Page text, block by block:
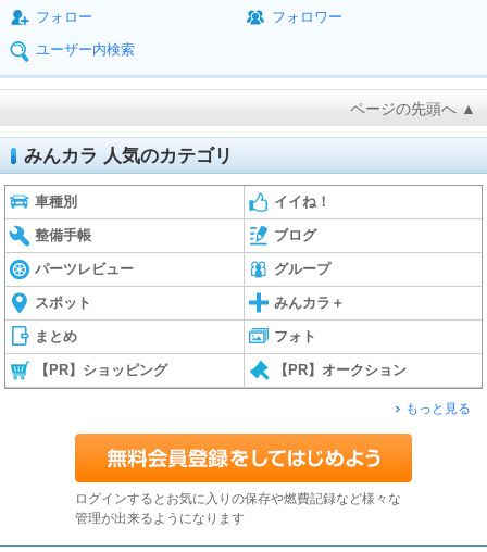
フォロー
フォロワー
ユーザー内検索
ページの先頭へ ▲
みんカラ 人気のカテゴリ
車種別 イイね！
整備手帳 ブログ
パーツレビュー グループ
スポット みんカラ＋
まとめ フォト
【PR】ショッピング 【PR】オークション
もっと見る
ログインするとお気に入りの保存や燃費記録など様々な
管理が出来るようになります